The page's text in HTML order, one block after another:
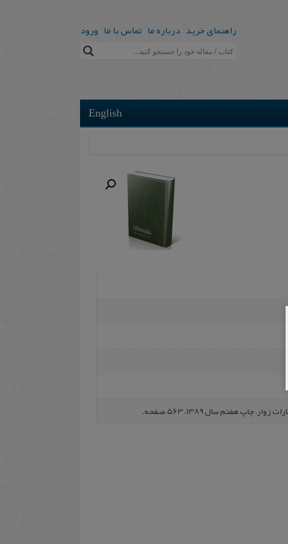
راهنمای خرید درباره ما تماس با ما ورود
English
هفتم سال 1389، 563 صفحه.